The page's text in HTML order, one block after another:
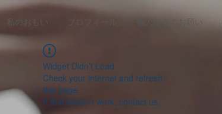
私のおもい プロフィール 個人献金のお願い
Widget Didn’t Load
Check your internet and refresh
this page.
If that doesn’t work, contact us.